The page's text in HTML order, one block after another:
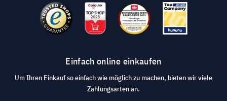
Einfach online einkaufen
Um Ihren Einkauf so einfach wie möglich zu machen, bieten wir viele
Zahlungsarten an.